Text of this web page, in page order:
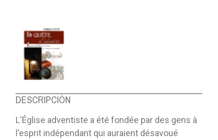
DESCRIPCIÓN
L'Église adventiste a été fondée par des gens à
l'esprit indépendant qui auraient désavoué